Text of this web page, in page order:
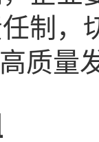
制，
质量